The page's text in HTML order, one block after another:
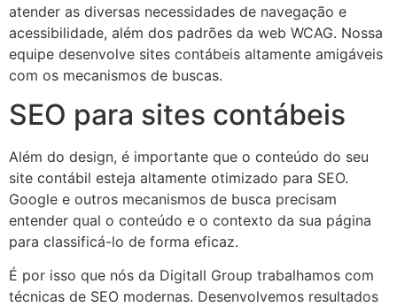
atender as diversas necessidades de navegação e
acessibilidade, além dos padrões da web WCAG. Nossa
equipe desenvolve sites contábeis altamente amigáveis
com os mecanismos de buscas.
SEO para sites contábeis
Além do design, é importante que o conteúdo do seu
site contábil esteja altamente otimizado para SEO.
Google e outros mecanismos de busca precisam
entender qual o conteúdo e o contexto da sua página
para classificá-lo de forma eficaz.
É por isso que nós da Digitall Group trabalhamos com
técnicas de SEO modernas. Desenvolvemos resultados